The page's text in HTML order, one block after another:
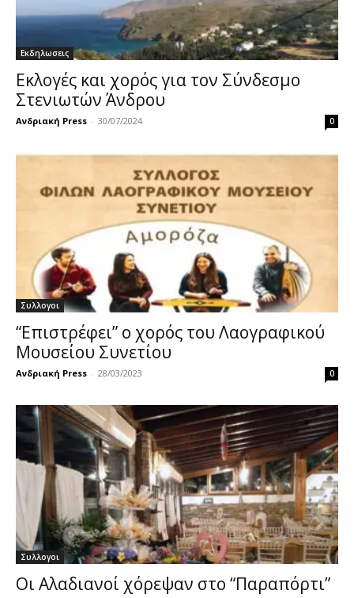
Εκδηλωσεις
Εκλογές και χορός για τον Σύνδεσμο
Στενιωτών Άνδρου
Ανδριακή Press - 30/07/2024 0
Συλλογοι
“Επιστρέφει” ο χορός του Λαογραφικού
Μουσείου Συνετίου
Ανδριακή Press - 28/03/2023 0
Συλλογοι
Οι Αλαδιανοί χόρεψαν στο “Παραπόρτι”